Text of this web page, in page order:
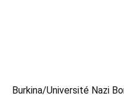
Burkina/Université Nazi